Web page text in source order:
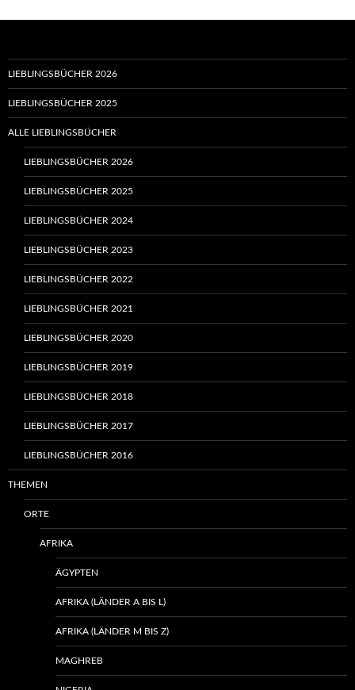
LIEBLINGSBÜCHER 2026
LIEBLINGSBÜCHER 2025
ALLE LIEBLINGSBÜCHER
LIEBLINGSBÜCHER 2026
LIEBLINGSBÜCHER 2025
LIEBLINGSBÜCHER 2024
LIEBLINGSBÜCHER 2023
LIEBLINGSBÜCHER 2022
LIEBLINGSBÜCHER 2021
LIEBLINGSBÜCHER 2020
LIEBLINGSBÜCHER 2019
LIEBLINGSBÜCHER 2018
LIEBLINGSBÜCHER 2017
LIEBLINGSBÜCHER 2016
THEMEN
ORTE
AFRIKA
ÄGYPTEN
AFRIKA (LÄNDER A BIS L)
AFRIKA (LÄNDER M BIS Z)
MAGHREB